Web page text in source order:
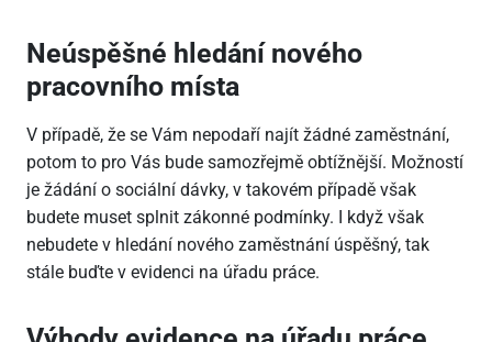
Neúspěšné hledání nového
pracovního místa
V případě, že se Vám nepodaří najít žádné zaměstnání,
potom to pro Vás bude samozřejmě obtížnější. Možností
je žádání o sociální dávky, v takovém případě však
budete muset splnit zákonné podmínky. I když však
nebudete v hledání nového zaměstnání úspěšný, tak
stále buďte v evidenci na úřadu práce.